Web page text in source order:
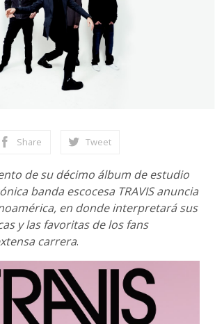
Share Tweet
de su décimo álbum de estudio
banda escocesa TRAVIS anuncia
en donde interpretará sus
y las favoritas de los fans
carrera.